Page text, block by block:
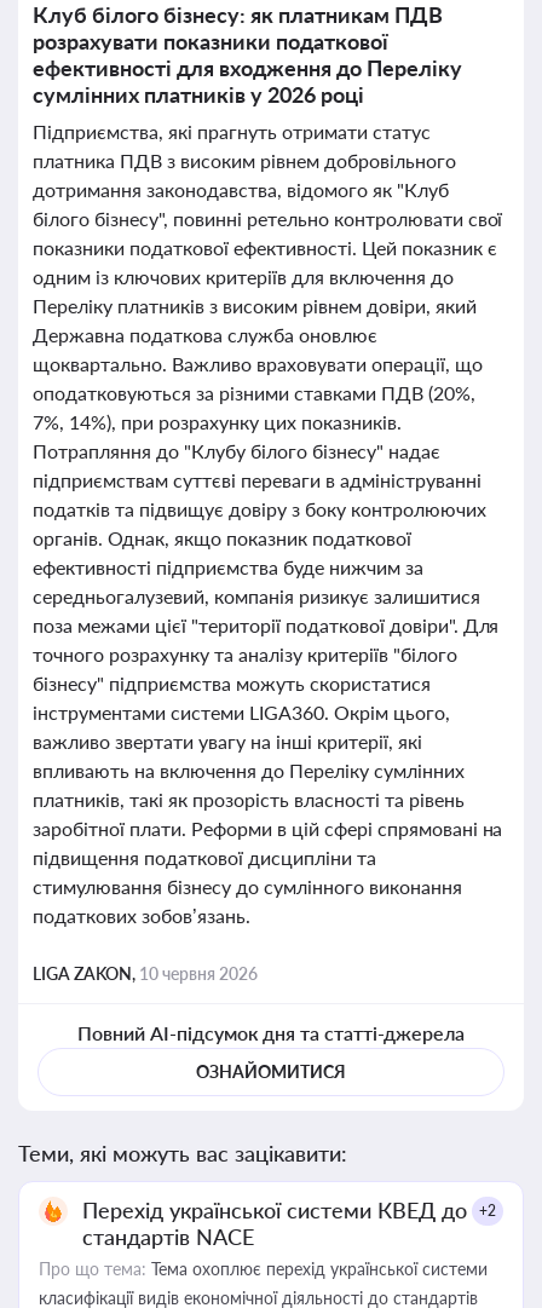
Клуб білого бізнесу: як платникам ПДВ
розрахувати показники податкової
ефективності для входження до Переліку
сумлінних платників у 2026 році
Підприємства, які прагнуть отримати статус
платника ПДВ з високим рівнем добровільного
дотримання законодавства, відомого як "Клуб
білого бізнесу", повинні ретельно контролювати свої
показники податкової ефективності. Цей показник є
одним із ключових критеріїв для включення до
Переліку платників з високим рівнем довіри, який
Державна податкова служба оновлює
щоквартально. Важливо враховувати операції, що
оподатковуються за різними ставками ПДВ (20%,
7%, 14%), при розрахунку цих показників.
Потрапляння до "Клубу білого бізнесу" надає
підприємствам суттєві переваги в адмініструванні
податків та підвищує довіру з боку контролюючих
органів. Однак, якщо показник податкової
ефективності підприємства буде нижчим за
середньогалузевий, компанія ризикує залишитися
поза межами цієї "території податкової довіри". Для
точного розрахунку та аналізу критеріїв "білого
бізнесу" підприємства можуть скористатися
інструментами системи LIGA360. Окрім цього,
важливо звертати увагу на інші критерії, які
впливають на включення до Переліку сумлінних
платників, такі як прозорість власності та рівень
заробітної плати. Реформи в цій сфері спрямовані на
підвищення податкової дисципліни та
стимулювання бізнесу до сумлінного виконання
податкових зобов’язань.
LIGA ZAKON, 10 червня 2026
Повний AI-підсумок дня та статті-джерела
ОЗНАЙОМИТИСЯ
Теми, які можуть вас зацікавити:
Перехід української системи КВЕД до
стандартів NACE
+2
Про що тема: Тема охоплює перехід української системи
класифікації видів економічної діяльності до стандартів